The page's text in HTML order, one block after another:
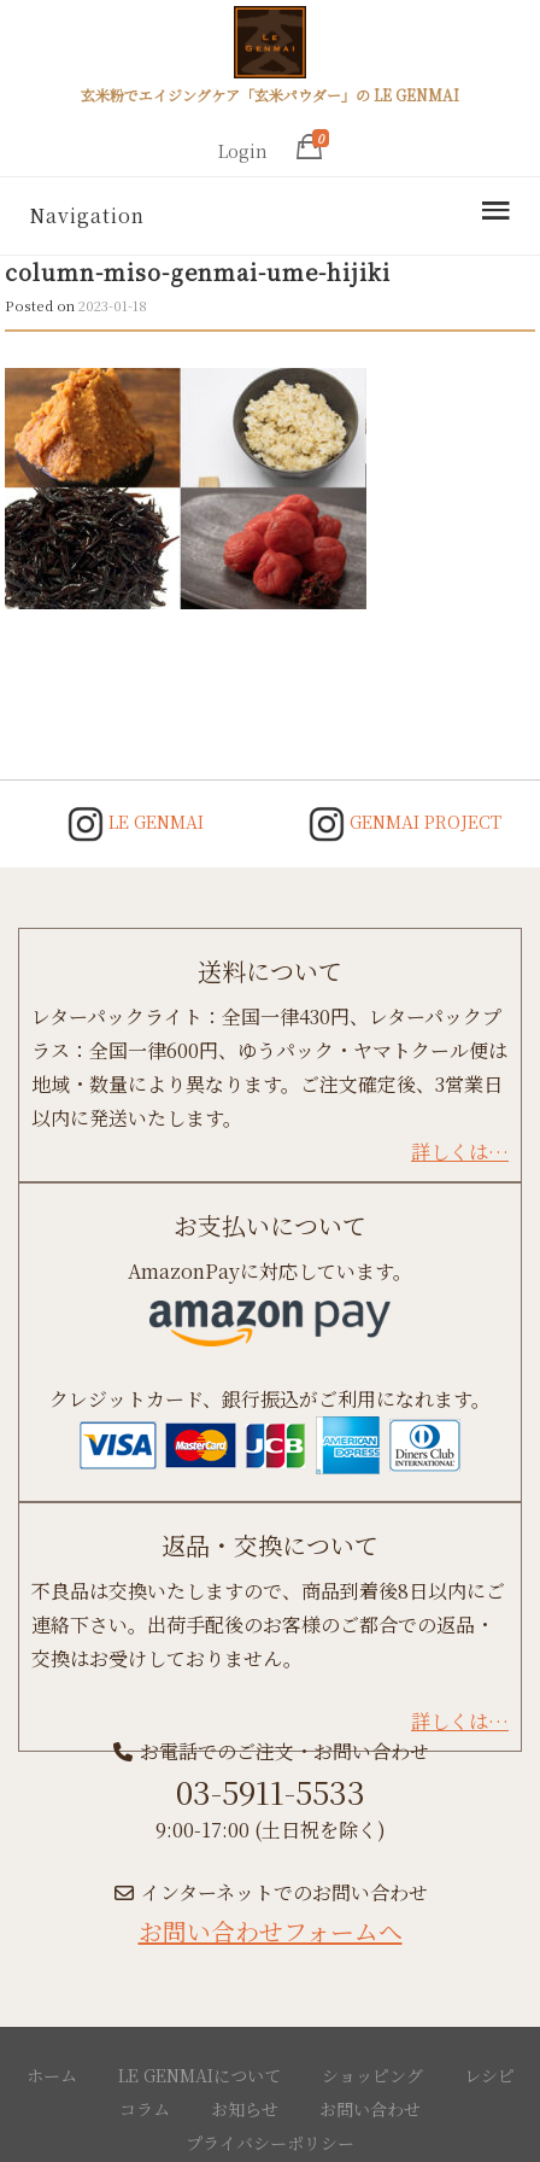
玄米粉でエイジングケア「玄米パウダー」の LE GENMAI
Login
0
Navigation
column-miso-genmai-ume-hijiki
Posted on2023-01-18
LE GENMAI GENMAI PROJECT
送料について
レターパックライト：全国一律430円、レターパックプ
ラス：全国一律600円、ゆうパック・ヤマトクール便は
地域・数量により異なります。ご注文確定後、3営業日
以内に発送いたします。
詳しくは…
お支払いについて
AmazonPayに対応しています。
クレジットカード、銀行振込がご利用になれます。
返品・交換について
不良品は交換いたしますので、商品到着後8日以内にご
連絡下さい。出荷手配後のお客様のご都合での返品・
交換はお受けしておりません。
詳しくは…
お電話でのご注文・お問い合わせ
03-5911-5533
9:00-17:00 (土日祝を除く)
インターネットでのお問い合わせ
お問い合わせフォームへ
ホーム LE GENMAIについて ショッピング
レシピ
コラム
お知らせ
お問い合わせ
プライバシーポリシー